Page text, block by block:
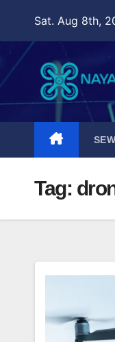
content
Sat. Aug 8th,
Tag: